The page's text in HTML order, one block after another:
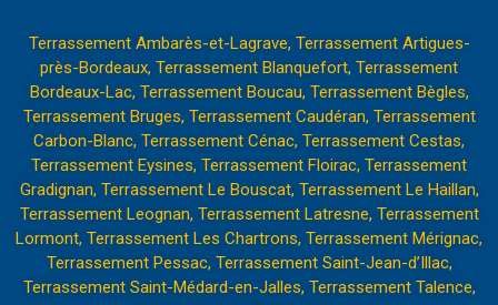
Terrassement Ambarès-et-Lagrave, Terrassement Artigues-
près-Bordeaux, Terrassement Blanquefort, Terrassement
Bordeaux-Lac, Terrassement Boucau, Terrassement Bègles,
Terrassement Bruges, Terrassement Caudéran, Terrassement
Carbon-Blanc, Terrassement Cénac, Terrassement Cestas,
Terrassement Eysines, Terrassement Floirac, Terrassement
Gradignan, Terrassement Le Bouscat, Terrassement Le Haillan,
Terrassement Leognan, Terrassement Latresne, Terrassement
Lormont, Terrassement Les Chartrons, Terrassement Mérignac,
Terrassement Pessac, Terrassement Saint-Jean-d’Illac,
Terrassement Saint-Médard-en-Jalles, Terrassement Talence,